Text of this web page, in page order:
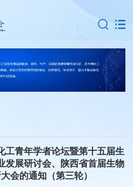
工青年学者论坛暨第十五届生
发展研讨会、陕西省首届生物
会的通知（第三轮）